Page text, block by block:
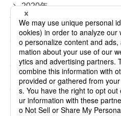
2020年
2019年
2018年
2017年